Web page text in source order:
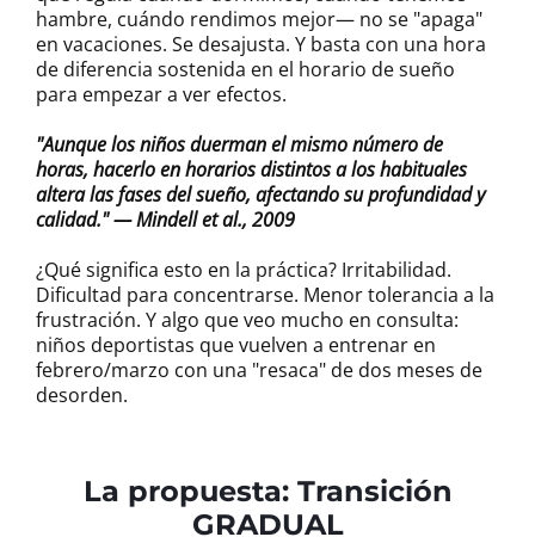
hambre, cuándo rendimos mejor— no se "apaga"
en vacaciones. Se desajusta. Y basta con una hora
de diferencia sostenida en el horario de sueño
para empezar a ver efectos.
"Aunque los niños duerman el mismo número de
horas, hacerlo en horarios distintos a los habituales
altera las fases del sueño, afectando su profundidad y
calidad." — Mindell et al., 2009
¿Qué significa esto en la práctica? Irritabilidad.
Dificultad para concentrarse. Menor tolerancia a la
frustración. Y algo que veo mucho en consulta:
niños deportistas que vuelven a entrenar en
febrero/marzo con una "resaca" de dos meses de
desorden.
La propuesta: Transición
GRADUAL